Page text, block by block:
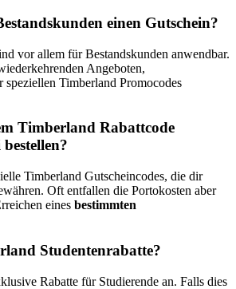
einen Gutschein?
vor allem für Bestandskunden anwendbar.
Angeboten,
speziellen Timberland Promocodes
Timberland Rabattcode
Timberland Gutscheincodes, die dir
Oft entfallen die Portokosten aber
eines bestimmten
Studentenrabatte?
Rabatte für Studierende an. Falls dies